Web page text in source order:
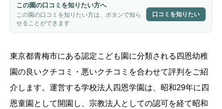
この園の口コミを知りたい方へ
この園の口コミを知りたい方は、ボタンで知ら
せることができます
口コミを知りたい
東京都青梅市にある認定こども園に分類される四恩幼稚
園の良いクチコミ・悪いクチコミを合わせて評判をご紹
介します。運営する学校法人四恩学園は、昭和29年に四
恩童園として開園し、宗教法人としての認可を経て昭和